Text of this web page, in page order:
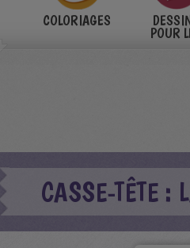
COLORIAGES
POUR
CASSE-TÊTE :